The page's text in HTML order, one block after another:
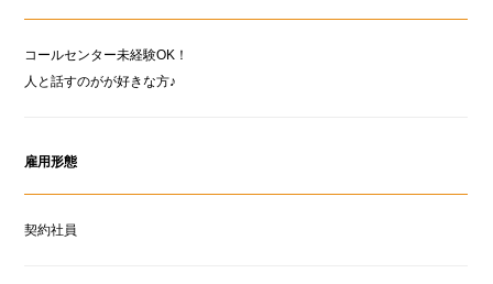
コールセンター未経験OK！
人と話すのがが好きな方♪
雇用形態
契約社員